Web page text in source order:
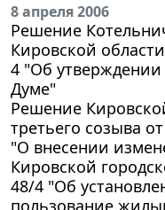
8 апреля 2006
Решение
Кировской
4 "Об
Думе"
Решение
третьего созыва
"О внесении
Кировской
48/4 "Об
пользование